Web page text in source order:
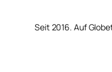
Seit 2016. Auf